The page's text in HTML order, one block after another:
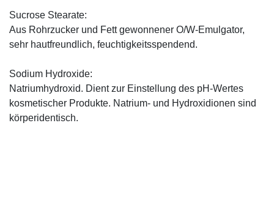
Sucrose Stearate:
Aus Rohrzucker und Fett gewonnener O/W-Emulgator,
sehr hautfreundlich, feuchtigkeitsspendend.
Sodium Hydroxide:
Natriumhydroxid. Dient zur Einstellung des pH-Wertes
kosmetischer Produkte. Natrium- und Hydroxidionen sind
körperidentisch.